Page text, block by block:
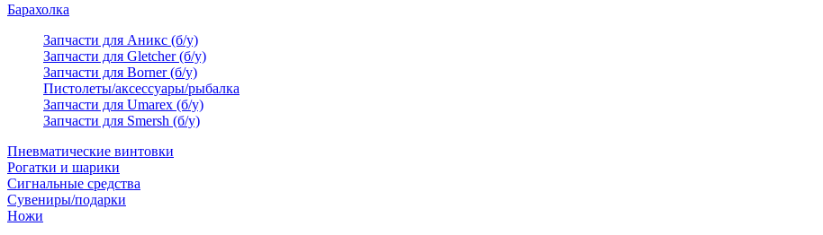
Барахолка
Запчасти для Аникс (б/у)
Запчасти для Gletcher (б/у)
Запчасти для Borner (б/у)
Пистолеты/аксессуары/рыбалка
Запчасти для Umarex (б/у)
Запчасти для Smersh (б/у)
Пневматические винтовки
Рогатки и шарики
Сигнальные средства
Сувениры/подарки
Ножи